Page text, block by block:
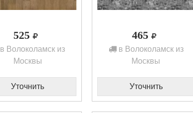
525
в Волоколамск из
Москвы
Уточнить
465
в Волоколамск из
Москвы
Уточнить